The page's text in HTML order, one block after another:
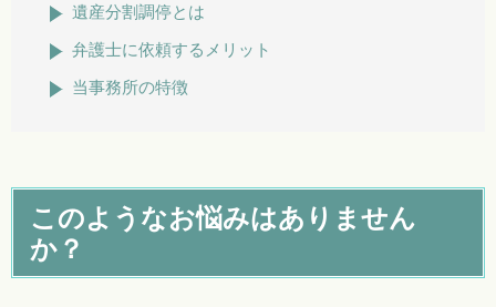
遺産分割調停とは
弁護士に依頼するメリット
当事務所の特徴
このようなお悩みはありません
か？